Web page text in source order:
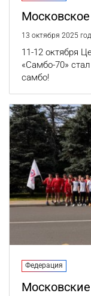
13 октября 2025
11-12 октября
«Самбо-70»
самбо!
Федерация